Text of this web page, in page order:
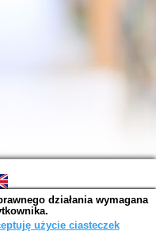
07-24)
s.
działania wymagana
użycie ciasteczek